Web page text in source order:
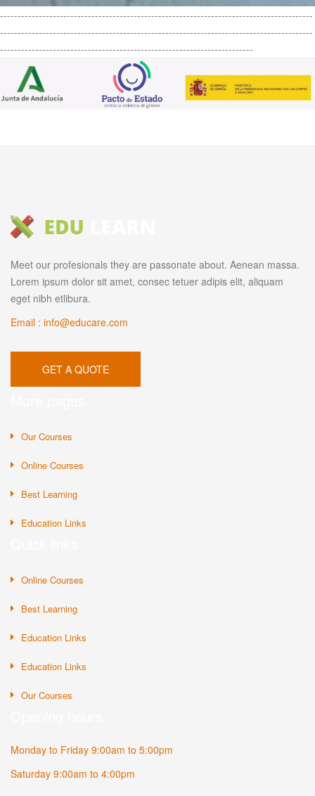
-----------------------------------------------------------------------------------------
-----------------------------------------------------------------------------------------
------------------------------------------------------------------------
Meet our profesionals they are passonate about. Aenean massa.
Lorem ipsum dolor sit amet, consec tetuer adipis elit, aliquam
eget nibh etlibura.
Email : info@educare.com
GET A QUOTE
Our Courses
Online Courses
Best Learning
Education Links
Online Courses
Best Learning
Education Links
Education Links
Our Courses
Monday to Friday 9:00am to 5:00pm
Saturday 9:00am to 4:00pm